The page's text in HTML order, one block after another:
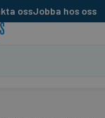
ossJobba hos oss